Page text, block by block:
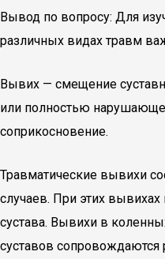
Вывод по вопросу: Для
различных видах травм
Вывих — смещение
или полностью
соприкосновение.
Травматические вывихи
случаев. При этих
сустава. Вывихи в
суставов сопровождаются